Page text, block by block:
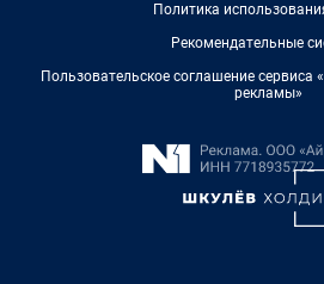
Политика
Рекомендательные
Пользовательское соглашение сервиса
рекламы»